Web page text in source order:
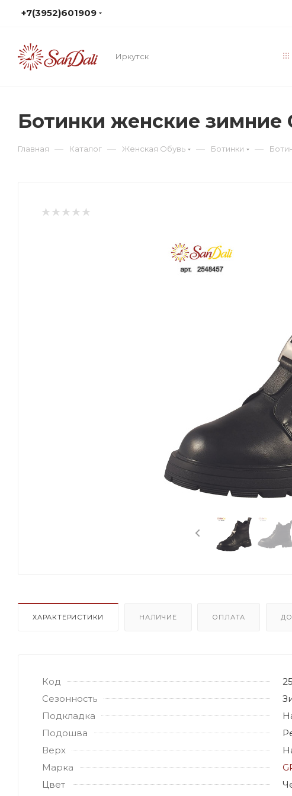
+7(3952)601909
Иркутск
Ботинки женские зимние
Главная — Каталог — Женская Обувь — Ботинки —
ХАРАКТЕРИСТИКИ НАЛИЧИЕ ОПЛАТА
Код
Сезонность
Подкладка
Подошва
Верх
Марка
Цвет